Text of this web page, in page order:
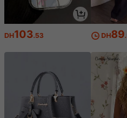
DH103.53 DH89